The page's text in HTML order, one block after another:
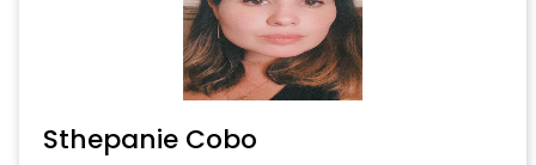
Sthepanie Cobo